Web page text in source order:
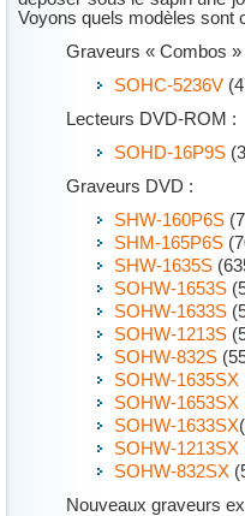
Voyons quels modèles sont
Graveurs « Combos »
SOHC-5236V
Lecteurs DVD-ROM :
SOHD-16P9S
Graveurs DVD :
SHW-160P6S
SHM-165P6S
SHW-1635S
SOHW-1653S
SOHW-1633S
SOHW-1213S
SOHW-832S
SOHW-1635SX
SOHW-1653SX
SOHW-1633SX
SOHW-1213SX
SOHW-832SX
Nouveaux graveurs